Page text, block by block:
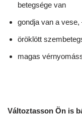
betegsége van
gondja van a
öröklött
magas
Változtasson Ön is